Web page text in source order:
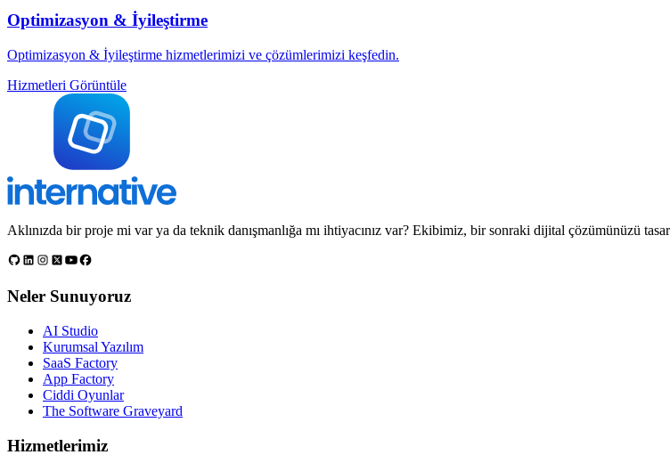
Optimizasyon & İyileştirme
Optimizasyon & İyileştirme hizmetlerimizi ve çözümlerimizi keşfedin.
Hizmetleri Görüntüle
Aklınızda bir proje mi var ya da teknik danışmanlığa mı ihtiyacınız var? Ekibimiz, bir sonraki dijital çözümünüzü
Neler Sunuyoruz
AI Studio
Kurumsal Yazılım
SaaS Factory
App Factory
Ciddi Oyunlar
The Software Graveyard
Hizmetlerimiz